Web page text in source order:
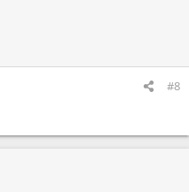
#8